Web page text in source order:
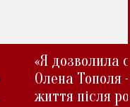
«Я дозволила
Олена Тополя
життя після